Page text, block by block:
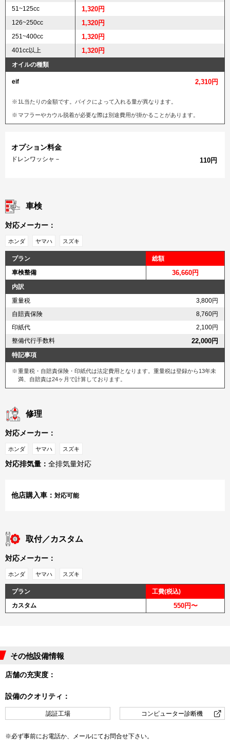
51~125cc 1,320円
126~250cc 1,320円
251~400cc 1,320円
401cc以上 1,320円
オイルの種類
eif 2,310円
1L当たりの金額です。バイクによって入れる量が異なります。
マフラーやカウル脱着が必要な際は別途費用が掛かることがあります。
オプション料金
ドレンワッシャ－ 110円
車検
対応メーカー：
ホンダ ヤマハ スズキ
プラン
総額
車検整備
36,660円
内訳
重量税
3,800円
自賠責保険
8,760円
印紙代
2,100円
整備代行手数料
22,000円
特記事項
重量税・自賠責保険・印紙代は法定費用となります。重量税は登録から13年未
満、自賠責は24ヶ月で計算しております。
修理
対応メーカー：
ホンダ ヤマハ スズキ
対応排気量： 全排気量対応
他店購入車： 対応可能
取付／カスタム
対応メーカー：
ホンダ ヤマハ スズキ
プラン
工費(税込)
カスタム
550円〜
その他設備情報
店舗の充実度：
設備のクオリティ：
認証工場 コンピューター診断機
※必ず事前にお電話か、メールにてお問合せ下さい。